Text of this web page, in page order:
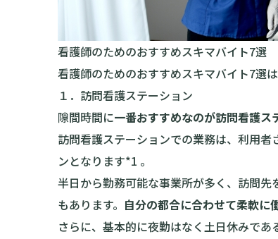
看護師のためのおすすめスキマバイト7選
看護師のためのおすすめスキマバイト7選は
１．訪問看護ステーション
隙間時間に一番おすすめなのが訪問看護ス
訪問看護ステーションでの業務は、利用
ンとなります*1 。
半日から勤務可能な事業所が多く、訪問
もあります。 自分の都合に合わせて柔軟に
さらに、基本的に夜勤はなく土日休みであ